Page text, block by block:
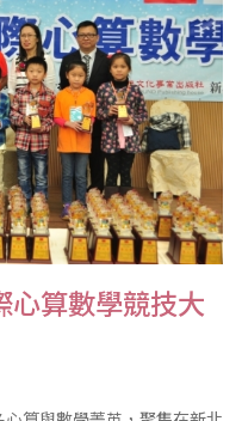
算數學競技大